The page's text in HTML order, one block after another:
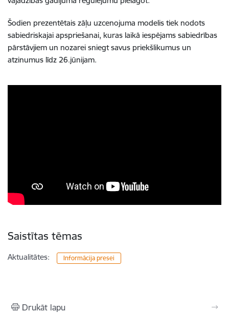
Šodien prezentētais zāļu uzcenojuma modelis tiek nodots
sabiedriskajai apspriešanai, kuras laikā iespējams sabiedrības
pārstāvjiem un nozarei sniegt savus priekšlikumus un
atzinumus līdz 26.jūnijam.
Saistītas tēmas
Aktualitātes: Informācija presei
Drukāt lapu